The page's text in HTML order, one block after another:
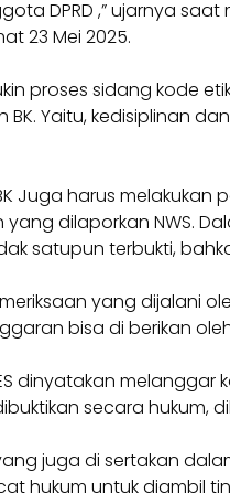
DPRD ,” ujarnya
23 Mei 2025.
proses sidang kode
Yaitu, kedisiplinan
Juga harus melakukan
dilaporkan NWS.
satupun terbukti,
yang dijalani
bisa di berikan
dinyatakan melanggar
secara hukum,
juga di sertakan
hukum untuk diambil